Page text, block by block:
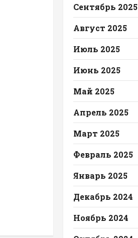
Сентябрь 2025
Август 2025
Июль 2025
Июнь 2025
Май 2025
Апрель 2025
Март 2025
Февраль 2025
Январь 2025
Декабрь 2024
Ноябрь 2024